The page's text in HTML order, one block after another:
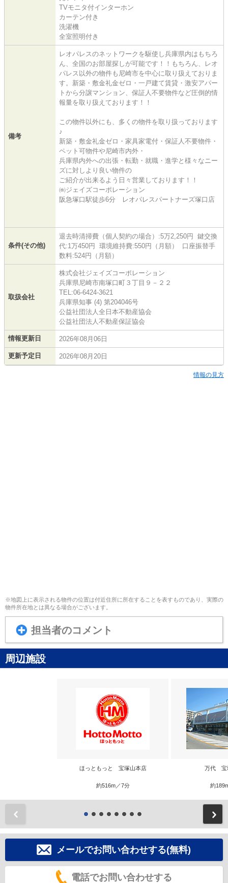
TVモニタ付インターホン
カーテン付き
洗濯機
全室照明付き
備考
レオパレスのネットワークを駆使し兵庫県内はもちろ
ん、全国のお部屋探しが可能です！！もちろん、レオ
パレス以外の物件も尼崎市を中心に取り扱えておりま
す。新築・敷金礼金ゼロ・一戸建て賃貸・激安アパー
トから分譲マンション、保証人不要物件など圧倒的情
報量を取り扱えております！！
この物件以外にも、多くの物件を取り扱っております
♪
新築・敷金礼金ゼロ・家具家電付・保証人不要物件・
ペット可物件や尼崎市内外・
兵庫県内外への出張・転勤・就職・進学と様々なニー
ズに対しより良い物件の
ご紹介が出来るよう日々営業しております！！
㈱ジェイズコーポレーション
阪急塚口駅徒歩6分 レオパレスパートナーズ塚口店
条件(その他)
退去時清掃費（個人契約の場合）:5万2,250円 鍵交換
代:1万450円 環境維持費:550円（月額） 口座振替手
数料:524円（月額）
取扱会社
株式会社ジェイズコーポレーション
兵庫県尼崎市南塚口町３丁目９－２２
TEL:06-6424-3621
兵庫県知事 (4) 第204046号
公益社団法人全日本不動産協会
公益社団法人不動産保証協会
情報更新日 2026年08月06日
更新予定日 2026年08月20日
情報の見方
※地図上に表示される物件の位置は付近住所に所在することを表すものであり、実際の
物件所在地とは異なる場合がございます。
担当者のコメント
周辺施設
ほっともっと 宝塚山本店
約516m／7分
万代 宝
約
メールでお問い合わせする(無料)
電話でお問い合わせする